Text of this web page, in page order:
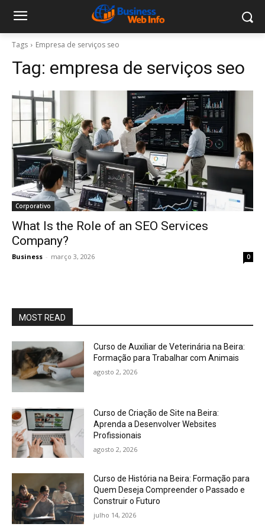
Tags Empresa de serviços seo
Tag: empresa de serviços seo
Corporativo
What Is the Role of an SEO Services
Company?
Business - março 3, 2026 0
MOST READ
Curso de Auxiliar de Veterinária na Beira:
Formação para Trabalhar com Animais
agosto 2, 2026
Curso de Criação de Site na Beira:
Aprenda a Desenvolver Websites
Profissionais
agosto 2, 2026
Curso de História na Beira: Formação para
Quem Deseja Compreender o Passado e
Construir o Futuro
julho 14, 2026